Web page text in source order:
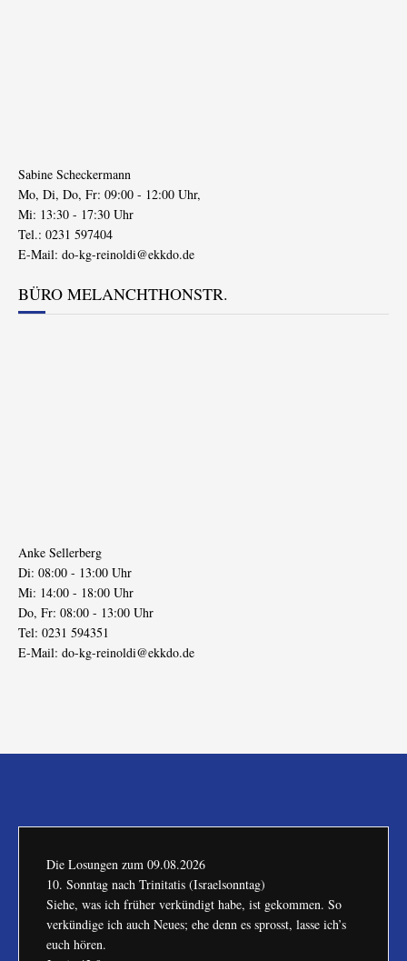
Sabine Scheckermann
Mo, Di, Do, Fr: 09:00 - 12:00 Uhr,
Mi: 13:30 - 17:30 Uhr
Tel.: 0231 597404
E-Mail: do-kg-reinoldi@ekkdo.de
BÜRO MELANCHTHONSTR.
Anke Sellerberg
Di: 08:00 - 13:00 Uhr
Mi: 14:00 - 18:00 Uhr
Do, Fr: 08:00 - 13:00 Uhr
Tel: 0231 594351
E-Mail: do-kg-reinoldi@ekkdo.de
Die Losungen zum 09.08.2026
10. Sonntag nach Trinitatis (Israelsonntag)
Siehe, was ich früher verkündigt habe, ist gekommen. So
verkündige ich auch Neues; ehe denn es sprosst, lasse ich’s
euch hören.